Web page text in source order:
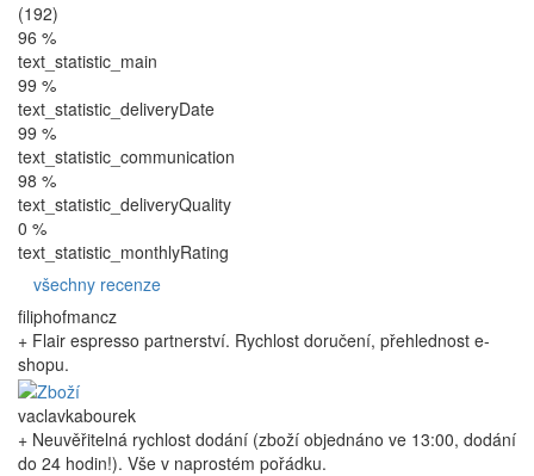
(192)
96 %
text_statistic_main
99 %
text_statistic_deliveryDate
99 %
text_statistic_communication
98 %
text_statistic_deliveryQuality
0 %
text_statistic_monthlyRating
všechny recenze
filiphofmancz
+ Flair espresso partnerství. Rychlost doručení, přehlednost e-
shopu.
vaclavkabourek
+ Neuvěřitelná rychlost dodání (zboží objednáno ve 13:00, dodání
do 24 hodin!). Vše v naprostém pořádku.